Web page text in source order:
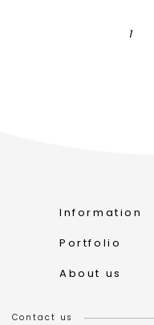
1
Information
Portfolio
About us
Contact us